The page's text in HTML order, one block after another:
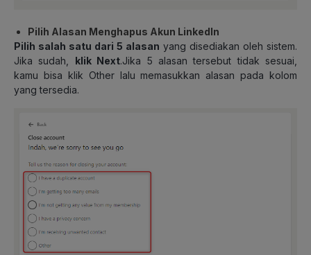
Pilih Alasan Menghapus Akun LinkedIn
Pilih salah satu dari 5 alasan yang disediakan oleh sistem.
Jika sudah, klik Next.Jika 5 alasan tersebut tidak sesuai,
kamu bisa klik Other lalu memasukkan alasan pada kolom
yang tersedia.